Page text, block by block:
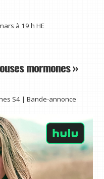
à 19 h HE
mormones »
S4 | Bande-annonce